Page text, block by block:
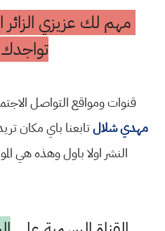
مهم لك عزيزي
قنوات ومواقع التواصل
مهدي شلالتابعنا باي مكان
النشر اولا باول وهذه هي